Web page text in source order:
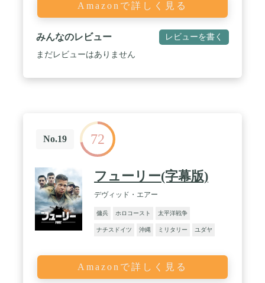
Amazonで詳しく見る
みんなのレビュー レビューを書く
まだレビューはありません
No.19 72
フューリー(字幕版)
デヴィッド・エアー
傭兵 ホロコースト 太平洋戦争
ナチスドイツ 沖縄 ミリタリー ユダヤ
Amazonで詳しく見る